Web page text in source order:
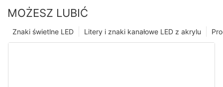
MOŻESZ LUBIĆ
Litery i znaki kanałowe LED z akrylu
Znaki świetlne LED